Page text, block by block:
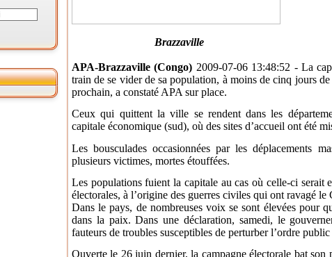
Brazzaville
APA-Brazzaville (Congo) 2009-07-06 13:48:52 - La
train de se vider de sa population, à moins de cinq jours
prochain, a constaté APA sur place.
Ceux qui quittent la ville se rendent dans les
capitale économique (sud), où des sites d’accueil ont été
Les bousculades occasionnées par les déplacements
plusieurs victimes, mortes étouffées.
Les populations fuient la capitale au cas où celle-ci serait
électorales, à l’origine des guerres civiles qui ont ravagé le
Dans le pays, de nombreuses voix se sont élevées pour
dans la paix. Dans une déclaration, samedi, le
fauteurs de troubles susceptibles de perturber l’ordre
Ouverte le 26 juin dernier, la campagne électorale bat son